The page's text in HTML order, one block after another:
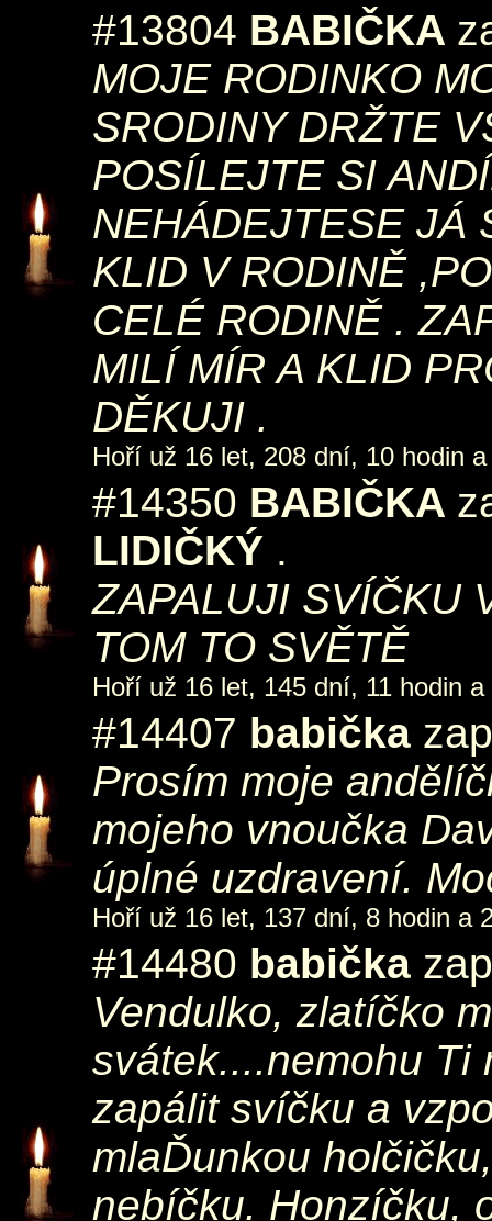
#13804 BABIČKA
MOJE RODINKO
SRODINY DRŽTE
POSÍLEJTE SI
NEHÁDEJTESE JÁ
KLID V RODINĚ
CELÉ RODINĚ .
MILÍ MÍR A KLID
DĚKUJI .
Hoří už 16 let, 208 dní, 10 hodin
#14350 BABIČKA
LIDIČKÝ .
ZAPALUJI SVÍČKU
TOM TO SVĚTĚ
Hoří už 16 let, 145 dní, 11 hodin
#14407 babička
Prosím moje
mojeho vnoučka
úplné uzdravení.
Hoří už 16 let, 137 dní, 8 hodin a
#14480 babička
Vendulko, zlatíčko
svátek....nemohu Ti
zapálit svíčku a
mlaĎunkou
nebíčku. Honzíčku,